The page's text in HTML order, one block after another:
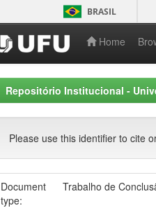
BRASIL
Home
Repositório Institucional -
Please use this identifier to cite
Document
type:
Trabalho de